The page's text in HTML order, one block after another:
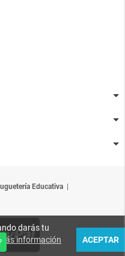
Educativa
darás tu
información
ACEPTAR